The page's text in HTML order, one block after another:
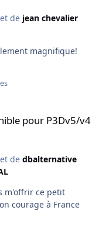
de jean chevalier
magnifique!
pour P3Dv5/v4
de dbalternative
m'offrir ce petit